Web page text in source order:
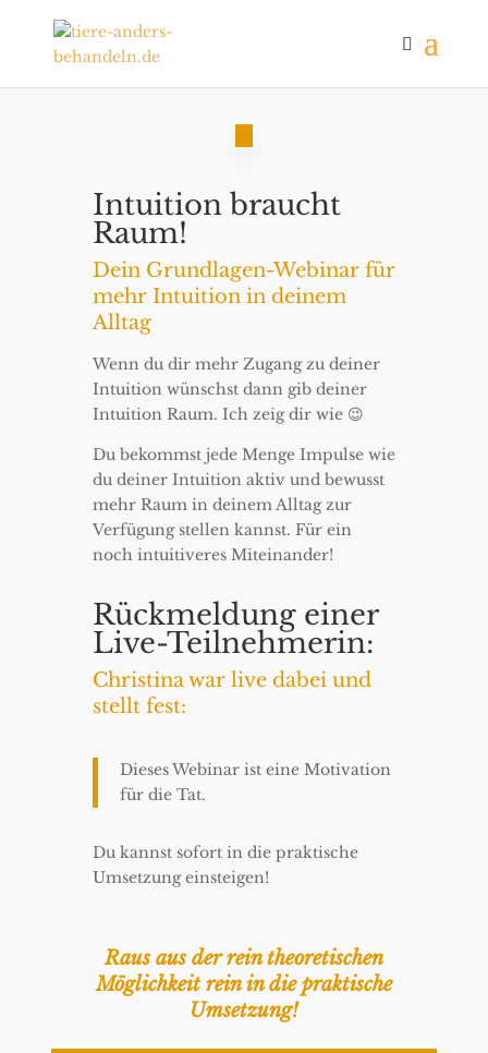
Intuition braucht
Raum!
Dein Grundlagen-Webinar für
mehr Intuition in deinem
Alltag
Wenn du dir mehr Zugang zu deiner
Intuition wünschst dann gib deiner
Intuition Raum. Ich zeig dir wie 😉
Du bekommst jede Menge Impulse wie
du deiner Intuition aktiv und bewusst
mehr Raum in deinem Alltag zur
Verfügung stellen kannst. Für ein
noch intuitiveres Miteinander!
Rückmeldung einer
Live-Teilnehmerin:
Christina war live dabei und
stellt fest:
Dieses Webinar ist eine Motivation
für die Tat.
Du kannst sofort in die praktische
Umsetzung einsteigen!
Raus aus der rein theoretischen
Möglichkeit rein in die praktische
Umsetzung!